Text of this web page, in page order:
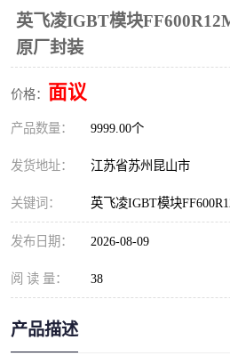
英飞凌IGBT模块
原厂封装
价格： 面议
产品数量： 9999.00个
发货地址： 江苏省苏州昆山市
关键词： 英飞凌IGBT模块
发布日期： 2026-08-09
阅 读 量： 38
产品描述